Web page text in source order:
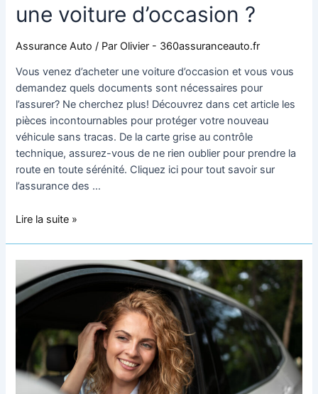
une voiture d’occasion ?
Assurance Auto / Par Olivier - 360assuranceauto.fr
Vous venez d’acheter une voiture d’occasion et vous vous
demandez quels documents sont nécessaires pour
l’assurer? Ne cherchez plus! Découvrez dans cet article les
pièces incontournables pour protéger votre nouveau
véhicule sans tracas. De la carte grise au contrôle
technique, assurez-vous de ne rien oublier pour prendre la
route en toute sérénité. Cliquez ici pour tout savoir sur
l’assurance des …
Lire la suite »
Comment
faire
pour
voiture
week